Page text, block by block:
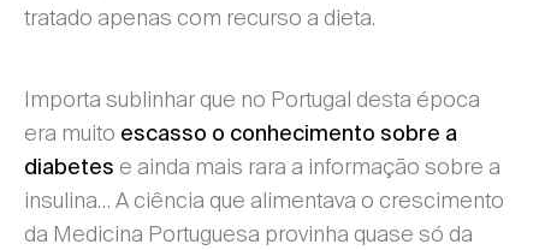
tratado apenas com recurso a dieta.
Importa sublinhar que no Portugal desta época
era muito escasso o conhecimento sobre a
diabetes e ainda mais rara a informação sobre a
insulina… A ciência que alimentava o crescimento
da Medicina Portuguesa provinha quase só da